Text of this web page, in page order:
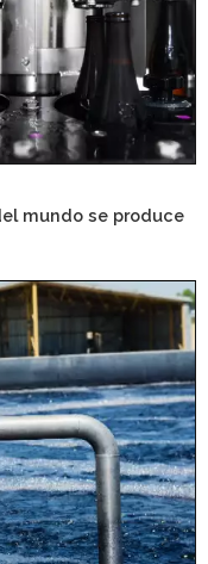
mundo se produce